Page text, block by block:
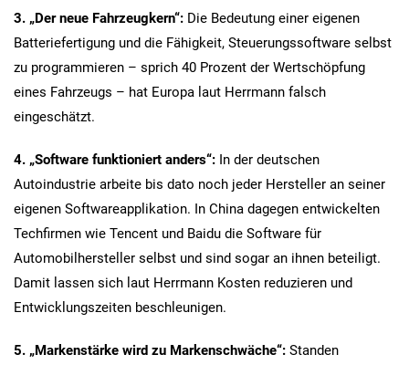
3. „Der neue Fahrzeugkern“: Die Bedeutung einer eigenen
Batteriefertigung und die Fähigkeit, Steuerungssoftware selbst
zu programmieren – sprich 40 Prozent der Wertschöpfung
eines Fahrzeugs – hat Europa laut Herrmann falsch
eingeschätzt.
4. „Software funktioniert anders“: In der deutschen
Autoindustrie arbeite bis dato noch jeder Hersteller an seiner
eigenen Softwareapplikation. In China dagegen entwickelten
Techfirmen wie Tencent und Baidu die Software für
Automobilhersteller selbst und sind sogar an ihnen beteiligt.
Damit lassen sich laut Herrmann Kosten reduzieren und
Entwicklungszeiten beschleunigen.
5. „Markenstärke wird zu Markenschwäche“: Standen